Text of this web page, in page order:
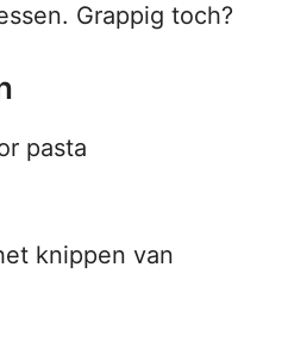
Grappig toch?
pasta
knippen van